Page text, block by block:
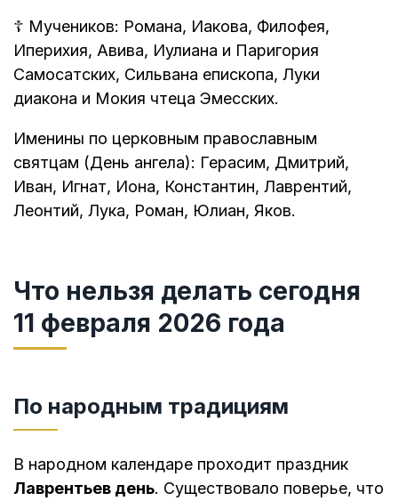
☦ Мучеников: Романа, Иакова, Филофея,
Иперихия, Авива, Иулиана и Паригория
Самосатских, Сильвана епископа, Луки
диакона и Мокия чтеца Эмесских.
Именины по церковным православным
святцам (День ангела): Герасим, Дмитрий,
Иван, Игнат, Иона, Константин, Лаврентий,
Леонтий, Лука, Роман, Юлиан, Яков.
Что нельзя делать сегодня
11 февраля 2026 года
По народным традициям
В народном календаре проходит праздник
Лаврентьев день. Существовало поверье, что